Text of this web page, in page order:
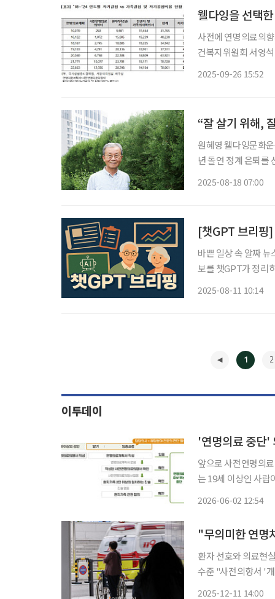
웰다잉을 선택
사전에 연명의료의향서
건복지위원회 서영
2025-09-26 15:52
“잘 살기 위해,
원혜영 웰다잉문화
년 돌연 정계 은퇴를
2025-08-18 07:00
[챗GPT 브리핑
바쁜 일상 속 알짜
보를 챗GPT가 정리하고 편집
2025-08-11 10:14
1 2
이투데이
'연명의료 중단'
앞으로 사전연명의
는 19세 이상인 사람
2026-06-02 12:54
"무의미한 연
환자 선호와 의료현
수준 "사전의향서 '개인화'
2025-12-11 14:00